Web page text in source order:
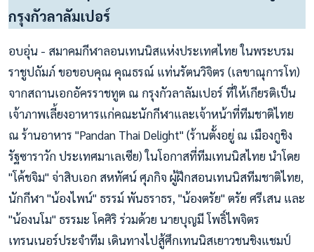
กรุงกัวลาลัมเปอร์
อบอุ่น - สมาคมกีฬาลอนเทนนิสแห่งประเทศไทย ในพระบรม
ราชูปถัมภ์ ขอขอบคุณ คุณธรณ์ แท่นรัตนวิจิตร (เลขาณุการโท)
จากสถานเอกอัครราชทูต ณ กรุงกัวลาลัมเปอร์ ที่ให้เกียรติเป็น
เจ้าภาพเลี้ยงอาหารแก่คณะนักกีฬาและเจ้าหน้าที่ทีมชาติไทย
ณ ร้านอาหาร "Pandan Thai Delight" (ร้านตั้งอยู่ ณ เมืองกูชิง
รัฐซาราวัก ประเทศมาเลเซีย) ในโอกาสที่ทีมเทนนิสไทย นำโดย
"โค้ชจิม" จ่าสิบเอก สหทัศน์ ศุภกิจ ผู้ฝึกสอนเทนนิสทีมชาติไทย,
นักกีฬา "น้องไพน์" ธรรม์ พันธราธร, "น้องตรัย" ตรัย ศรีเสน และ
"น้องนโม" ธรรมะ โคศิริ ร่วมด้วย นายบุญมี โพธิ์ไพจิตร
เทรนเนอร์ประจำทีม เดินทางไปสู้ศึกเทนนิสเยาวชนชิงแชมป์